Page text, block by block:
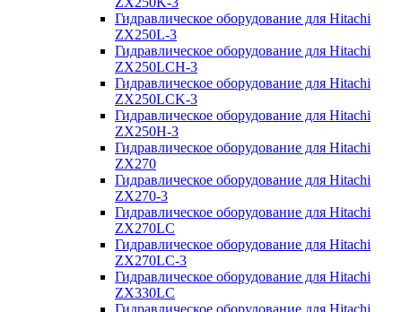
Гидравлическое оборудование для Hitachi
ZX250L-3
Гидравлическое оборудование для Hitachi
ZX250LCH-3
Гидравлическое оборудование для Hitachi
ZX250LCK-3
Гидравлическое оборудование для Hitachi
ZX250Н-3
Гидравлическое оборудование для Hitachi
ZX270
Гидравлическое оборудование для Hitachi
ZX270-3
Гидравлическое оборудование для Hitachi
ZX270LC
Гидравлическое оборудование для Hitachi
ZX270LC-3
Гидравлическое оборудование для Hitachi
ZX330LC
Гидравлическое оборудование для Hitachi